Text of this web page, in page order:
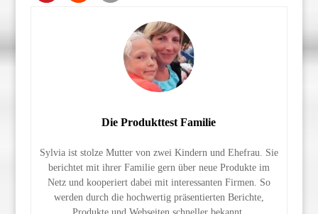
Die Produkttest Familie
Sylvia ist stolze Mutter von zwei Kindern und Ehefrau. Sie
berichtet mit ihrer Familie gern über neue Produkte im
Netz und kooperiert dabei mit interessanten Firmen. So
werden durch die hochwertig präsentierten Berichte,